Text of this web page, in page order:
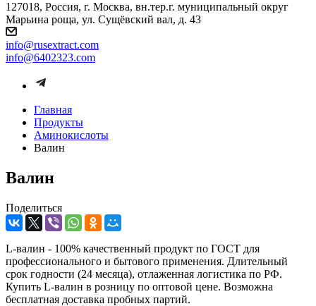
127018, Россия, г. Москва, вн.тер.г. муниципальный округ
Марьина роща, ул. Сущёвский вал, д. 43
info@rusextract.com
info@6402323.com
Главная
Продукты
Аминокислоты
Валин
Валин
Поделиться
L-валин - 100% качественный продукт по ГОСТ для
профессионального и бытового применения. Длительный
срок годности (24 месяца), отлаженная логистика по РФ.
Купить L-валин в розницу по оптовой цене. Возможна
бесплатная доставка пробных партий.